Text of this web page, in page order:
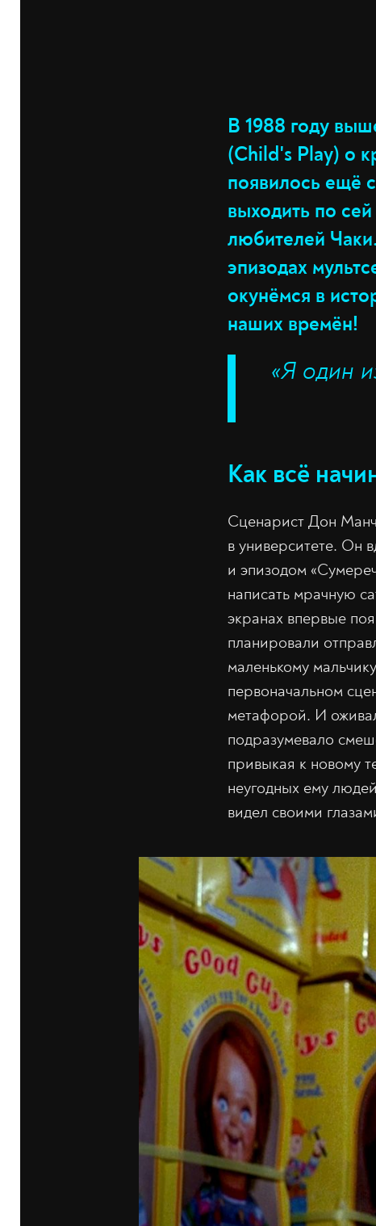
В 1988 году
(Child's Play) о
появилось ещё
выходить по
любителей
эпизодах
окунёмся в
наших времён!
«Я один
Как всё
Сценарист Дон
в университете. Он
и эпизодом
написать мрачную
экранах впервые
планировали
маленькому
первоначальном
метафорой. И
подразумевало
привыкая к новому
неугодных ему
видел своими